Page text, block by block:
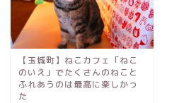
【玉城町】ねこカフェ「ねこ
のいえ」でたくさんのねこと
ふれあうのは最高に楽しかっ
た